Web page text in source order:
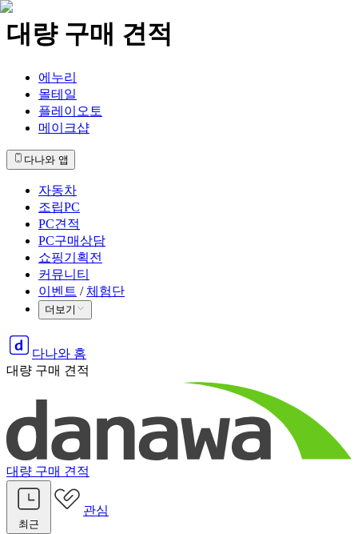
대량 구매 견적
에누리
몰테일
플레이오토
메이크샵
다나와 앱
자동차
조립PC
PC견적
PC구매상담
쇼핑기획전
커뮤니티
이벤트 / 체험단
더보기
다나와 홈
대량 구매 견적
대량 구매 견적
최근
관심